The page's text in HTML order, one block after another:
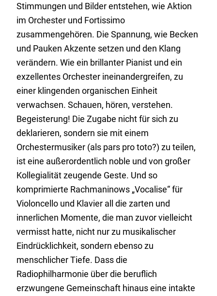
Stimmungen und Bilder entstehen, wie Aktion
im Orchester und Fortissimo
zusammengehören. Die Spannung, wie Becken
und Pauken Akzente setzen und den Klang
verändern. Wie ein brillanter Pianist und ein
exzellentes Orchester ineinandergreifen, zu
einer klingenden organischen Einheit
verwachsen. Schauen, hören, verstehen.
Begeisterung! Die Zugabe nicht für sich zu
deklarieren, sondern sie mit einem
Orchestermusiker (als pars pro toto?) zu teilen,
ist eine außerordentlich noble und von großer
Kollegialität zeugende Geste. Und so
komprimierte Rachmaninows „Vocalise“ für
Violoncello und Klavier all die zarten und
innerlichen Momente, die man zuvor vielleicht
vermisst hatte, nicht nur zu musikalischer
Eindrücklichkeit, sondern ebenso zu
menschlicher Tiefe. Dass die
Radiophilharmonie über die beruflich
erzwungene Gemeinschaft hinaus eine intakte